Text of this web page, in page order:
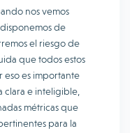
nos vemos
de
el riesgo de
que todos estos
eso es importante
e inteligible,
métricas que
para la